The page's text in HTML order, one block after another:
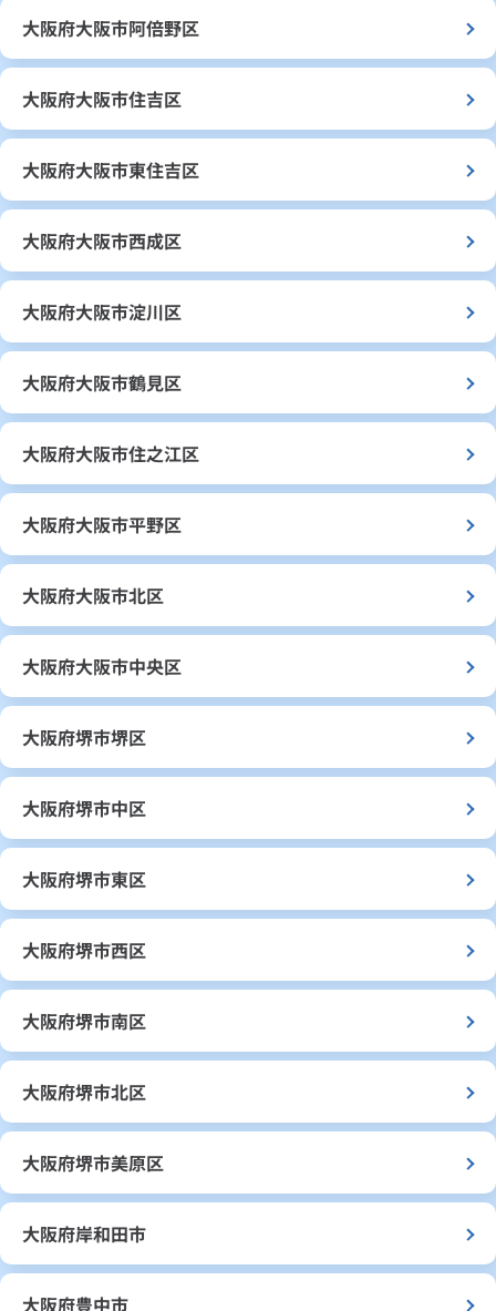
大阪府大阪市阿倍野区
大阪府大阪市住吉区
大阪府大阪市東住吉区
大阪府大阪市西成区
大阪府大阪市淀川区
大阪府大阪市鶴見区
大阪府大阪市住之江区
大阪府大阪市平野区
大阪府大阪市北区
大阪府大阪市中央区
大阪府堺市堺区
大阪府堺市中区
大阪府堺市東区
大阪府堺市西区
大阪府堺市南区
大阪府堺市北区
大阪府堺市美原区
大阪府岸和田市
大阪府豊中市